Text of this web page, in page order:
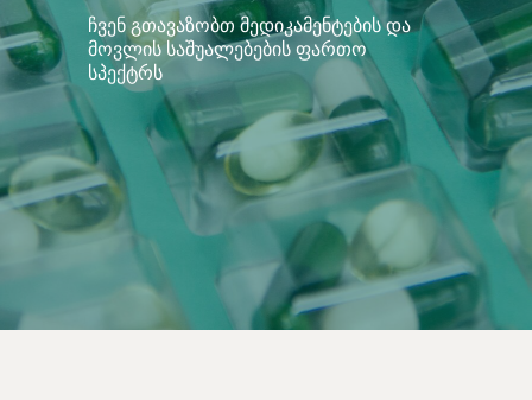
ჩვენ გთავაზობთ მედიკამენტების და
მოვლის საშუალებების ფართო
სპექტრს